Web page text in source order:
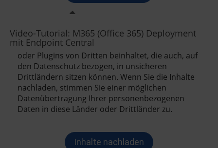
Video-Tutorial: M365 (Office 365) Deployment
mit Endpoint Central